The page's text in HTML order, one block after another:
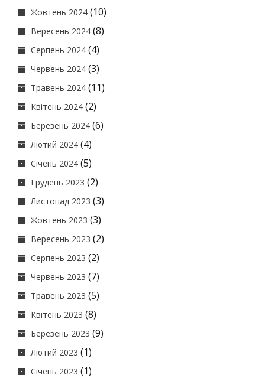
Жовтень 2024 (10)
Вересень 2024 (8)
Серпень 2024 (4)
Червень 2024 (3)
Травень 2024 (11)
Квітень 2024 (2)
Березень 2024 (6)
Лютий 2024 (4)
Січень 2024 (5)
Грудень 2023 (2)
Листопад 2023 (3)
Жовтень 2023 (3)
Вересень 2023 (2)
Серпень 2023 (2)
Червень 2023 (7)
Травень 2023 (5)
Квітень 2023 (8)
Березень 2023 (9)
Лютий 2023 (1)
Січень 2023 (1)